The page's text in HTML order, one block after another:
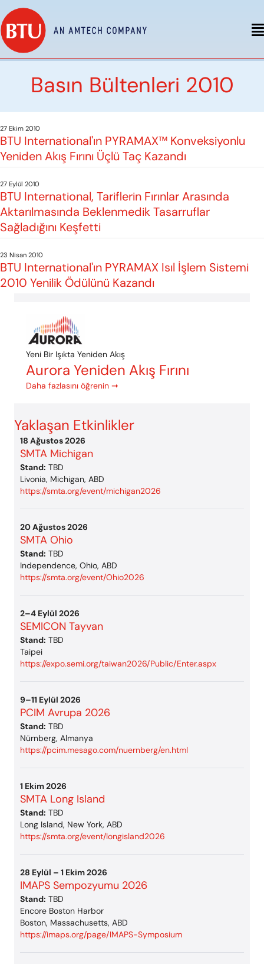
Basın Bültenleri 2010
27 Ekim 2010
BTU International'ın PYRAMAX™ Konveksiyonlu
Yeniden Akış Fırını Üçlü Taç Kazandı
27 Eylül 2010
BTU International, Tariflerin Fırınlar Arasında
Aktarılmasında Beklenmedik Tasarruflar
Sağladığını Keşfetti
23 Nisan 2010
BTU International'ın PYRAMAX Isıl İşlem Sistemi
2010 Yenilik Ödülünü Kazandı
Yeni Bir Işıkta Yeniden Akış
Aurora Yeniden Akış Fırını
Daha fazlasını öğrenin ➞
Yaklaşan Etkinlikler
18 Ağustos 2026
SMTA Michigan
Stand: TBD
Livonia, Michigan, ABD
https://smta.org/event/michigan2026
20 Ağustos 2026
SMTA Ohio
Stand: TBD
Independence, Ohio, ABD
https://smta.org/event/Ohio2026
2–4 Eylül 2026
SEMICON Tayvan
Stand: TBD
Taipei
https://expo.semi.org/taiwan2026/Public/Enter.aspx
9–11 Eylül 2026
PCIM Avrupa 2026
Stand: TBD
Nürnberg, Almanya
https://pcim.mesago.com/nuernberg/en.html
1 Ekim 2026
SMTA Long Island
Stand: TBD
Long Island, New York, ABD
https://smta.org/event/longisland2026
28 Eylül – 1 Ekim 2026
IMAPS Sempozyumu 2026
Stand: TBD
Encore Boston Harbor
Boston, Massachusetts, ABD
https://imaps.org/page/IMAPS-Symposium